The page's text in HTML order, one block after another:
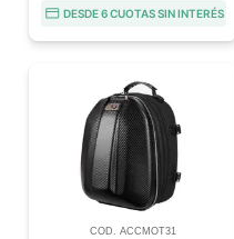
DESDE 6 CUOTAS SIN INTERÉS
COD. ACCMOT31